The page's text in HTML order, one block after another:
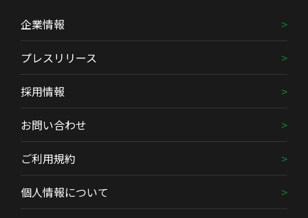
企業情報
プレスリリース
採用情報
お問い合わせ
ご利用規約
個人情報について